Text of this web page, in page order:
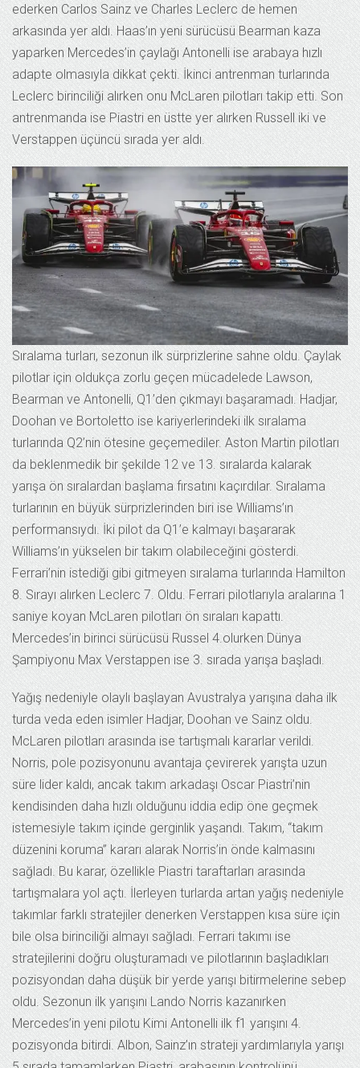
ederken Carlos Sainz ve Charles Leclerc de hemen
arkasında yer aldı. Haas’ın yeni sürücüsü Bearman kaza
yaparken Mercedes’in çaylağı Antonelli ise arabaya hızlı
adapte olmasıyla dikkat çekti. İkinci antrenman turlarında
Leclerc birinciliği alırken onu McLaren pilotları takip etti. Son
antrenmanda ise Piastri en üstte yer alırken Russell iki ve
Verstappen üçüncü sırada yer aldı.
Sıralama turları, sezonun ilk sürprizlerine sahne oldu. Çaylak
pilotlar için oldukça zorlu geçen mücadelede Lawson,
Bearman ve Antonelli, Q1’den çıkmayı başaramadı. Hadjar,
Doohan ve Bortoletto ise kariyerlerindeki ilk sıralama
turlarında Q2’nin ötesine geçemediler. Aston Martin pilotları
da beklenmedik bir şekilde 12 ve 13. sıralarda kalarak
yarışa ön sıralardan başlama fırsatını kaçırdılar. Sıralama
turlarının en büyük sürprizlerinden biri ise Williams’ın
performansıydı. İki pilot da Q1’e kalmayı başararak
Williams’ın yükselen bir takım olabileceğini gösterdi.
Ferrari’nin istediği gibi gitmeyen sıralama turlarında Hamilton
8. Sırayı alırken Leclerc 7. Oldu. Ferrari pilotlarıyla aralarına 1
saniye koyan McLaren pilotları ön sıraları kapattı.
Mercedes’in birinci sürücüsü Russel 4.olurken Dünya
Şampiyonu Max Verstappen ise 3. sırada yarışa başladı.
Yağış nedeniyle olaylı başlayan Avustralya yarışına daha ilk
turda veda eden isimler Hadjar, Doohan ve Sainz oldu.
McLaren pilotları arasında ise tartışmalı kararlar verildi.
Norris, pole pozisyonunu avantaja çevirerek yarışta uzun
süre lider kaldı, ancak takım arkadaşı Oscar Piastri’nin
kendisinden daha hızlı olduğunu iddia edip öne geçmek
istemesiyle takım içinde gerginlik yaşandı. Takım, “takım
düzenini koruma” kararı alarak Norris’in önde kalmasını
sağladı. Bu karar, özellikle Piastri taraftarları arasında
tartışmalara yol açtı. İlerleyen turlarda artan yağış nedeniyle
takımlar farklı stratejiler denerken Verstappen kısa süre için
bile olsa birinciliği almayı sağladı. Ferrari takımı ise
stratejilerini doğru oluşturamadı ve pilotlarının başladıkları
pozisyondan daha düşük bir yerde yarışı bitirmelerine sebep
oldu. Sezonun ilk yarışını Lando Norris kazanırken
Mercedes’in yeni pilotu Kimi Antonelli ilk f1 yarışını 4.
pozisyonda bitirdi. Albon, Sainz’ın strateji yardımlarıyla yarışı